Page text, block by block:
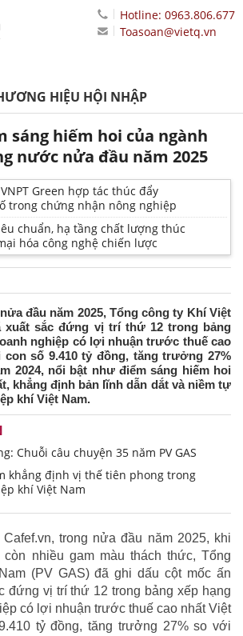
Hotline: 0963.806.677
Toasoan@vietq.vn
HIỆU HỘI NHẬP
sáng hiếm hoi của ngành
nước nửa đầu năm 2025
VNPT Green hợp tác thúc đẩy
trong chứng nhận nông nghiệp
chuẩn, hạ tầng chất lượng thúc
hóa công nghệ chiến lược
đầu năm 2025, Tổng công ty Khí Việt
xuất sắc đứng vị trí thứ 12 trong bảng
nghiệp có lợi nhuận trước thuế cao
con số 9.410 tỷ đồng, tăng trưởng 27%
2024, nổi bật như điểm sáng hiếm hoi
khẳng định bản lĩnh dẫn dắt và niềm tự
khí Việt Nam.
Chuỗi câu chuyện 35 năm PV GAS
khẳng định vị thế tiên phong trong
khí Việt Nam
trong nửa đầu năm 2025, khi
nhiều gam màu thách thức, Tổng
(PV GAS) đã ghi dấu cột mốc ấn
đứng vị trí thứ 12 trong bảng xếp hạng
có lợi nhuận trước thuế cao nhất Việt
tỷ đồng, tăng trưởng 27% so với